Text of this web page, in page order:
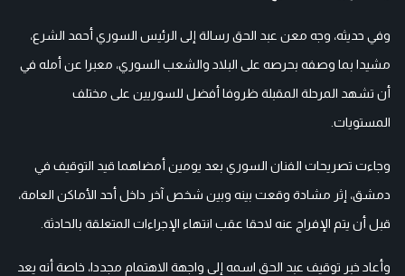
وفي حديثه، وجه معن عبد الحق رسالة إلى الرئيس السوري أحمد الشرع،
مشيدا بما وصفه بحرصه على البلاد والشعب السوري، معبرا عن أمله في
أن تشهد المرحلة المقبلة ظروفا أفضل للسوريين على مختلف
المستويات.
وجاءت تصريحات الفنان السوري بعد يومين أمضاهما قيد التوقيف في
دمشق، إثر مشادة وقعت بينه وبين شخص آخر داخل أحد الأماكن العامة،
قبل أن يتم الإفراج عنه لاحقا عقب انتهاء الإجراءات المتعلقة بالحادثة.
وأعاد خبر توقيف عبد الحق اسمه إلى واجهة الاهتمام مجددا، خاصة أنه يعد